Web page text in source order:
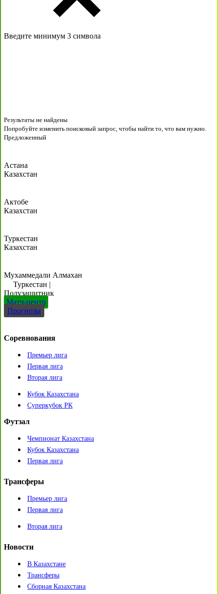
Введите минимум 3 символа
Результаты не найдены
Попробуйте изменить поисковый запрос, чтобы найти то, что вам нужно.
Предложенный
Астана
Казахстан
Актобе
Казахстан
Туркестан
Казахстан
Мухаммедали Алмахан
Туркестан |
Полузащитник
Матч-центр
Прогнозы
Соревнования
Премьер лига
Первая лига
Вторая лига
Кубок Казахстана
Суперкубок РК
Футзал
Чемпионат Казахстана
Кубок Казахстана
Первая лига
Трансферы
Премьер лига
Первая лига
Вторая лига
Новости
В Казахстане
Трансферы
Сборная Казахстана